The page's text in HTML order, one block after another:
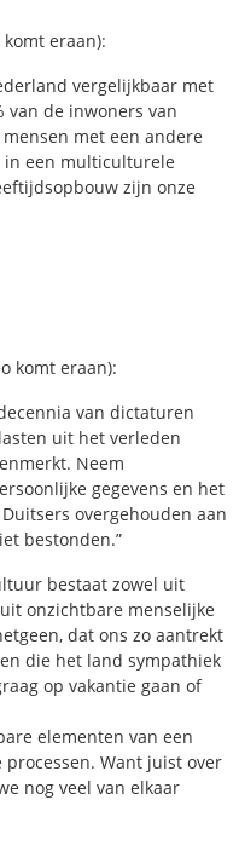
eraan):
vergelijkbaar met
de inwoners van
met een andere
in een multiculturele
zijn onze
komt eraan):
van dictaturen
uit het verleden
Neem
gegevens en het
overgehouden aan
bestonden.”
bestaat zowel uit
onzichtbare menselijke
dat ons zo aantrekt
die het land sympathiek
op vakantie gaan of
elementen van een
Want juist over
nog veel van elkaar